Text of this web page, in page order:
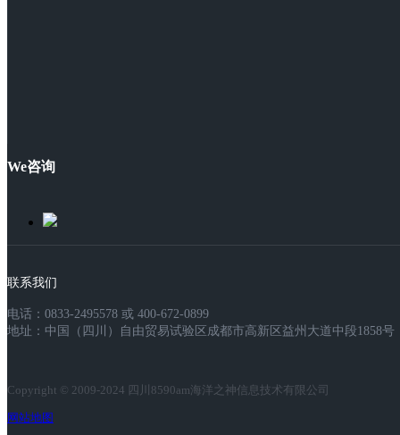
We咨询
联系我们
电话：0833-2495578 或 400-672-0899
地址：中国（四川）自由贸易试验区成都市高新区益州大道中段1858号
Copyright © 2009-2024 四川8590am海洋之神信息技术有限公司
网站地图